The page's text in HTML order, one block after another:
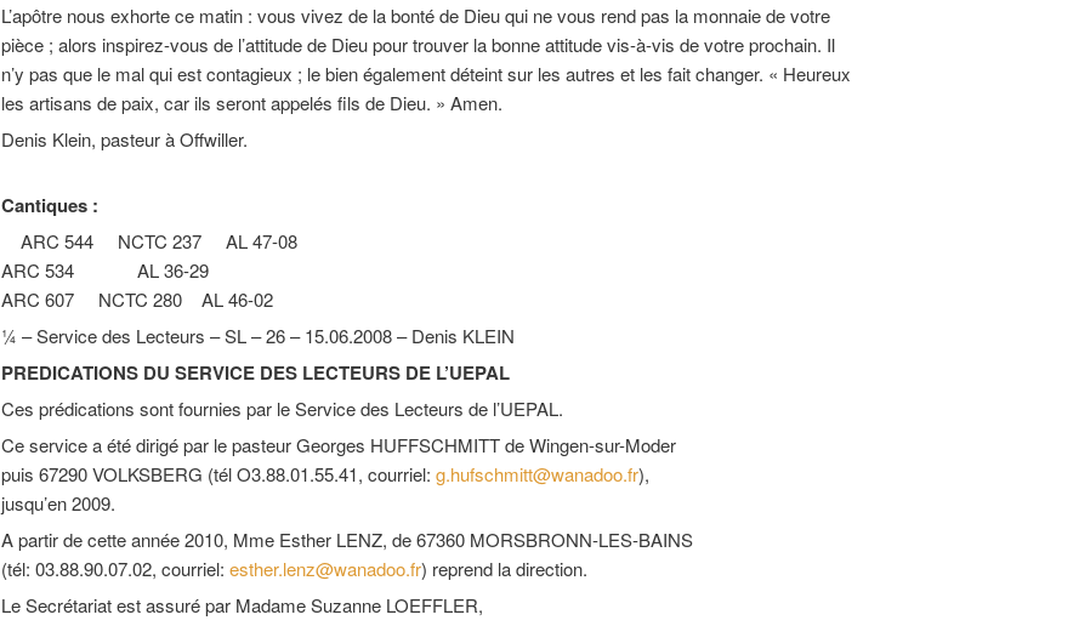
L’apôtre nous exhorte ce matin : vous vivez de la bonté de Dieu qui ne vous rend pas la monnaie de votre
pièce ; alors inspirez-vous de l’attitude de Dieu pour trouver la bonne attitude vis-à-vis de votre prochain. Il
n’y pas que le mal qui est contagieux ; le bien également déteint sur les autres et les fait changer. « Heureux
les artisans de paix, car ils seront appelés fils de Dieu. » Amen.
Denis Klein, pasteur à Offwiller.
Cantiques :
ARC 544 NCTC 237 AL 47-08
ARC 534 AL 36-29
ARC 607 NCTC 280 AL 46-02
¼ – Service des Lecteurs – SL – 26 – 15.06.2008 – Denis KLEIN
PREDICATIONS DU SERVICE DES LECTEURS DE L’UEPAL
Ces prédications sont fournies par le Service des Lecteurs de l’UEPAL.
Ce service a été dirigé par le pasteur Georges HUFFSCHMITT de Wingen-sur-Moder
puis 67290 VOLKSBERG (tél O3.88.01.55.41, courriel: g.hufschmitt@wanadoo.fr),
jusqu’en 2009.
A partir de cette année 2010, Mme Esther LENZ, de 67360 MORSBRONN-LES-BAINS
(tél: 03.88.90.07.02, courriel: esther.lenz@wanadoo.fr) reprend la direction.
Le Secrétariat est assuré par Madame Suzanne LOEFFLER,